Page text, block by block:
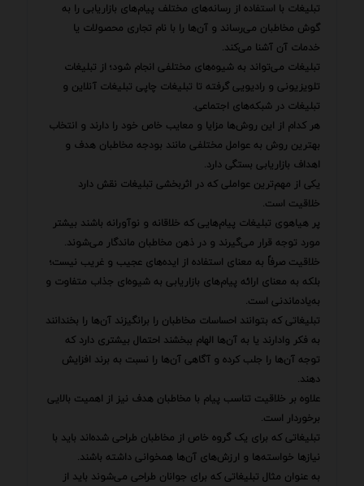
تبلیغات با استفاده از رسانه‌های مختلف پیام‌های بازاریابی را به
گوش مخاطبان می‌رساند و آن‌ها را با نام تجاری محصولات یا
خدمات آن آشنا می‌کند.
تبلیغات می‌تواند به شیوه‌های مختلفی انجام شود؛ از تبلیغات
تلویزیونی و رادیویی گرفته تا تبلیغات چاپی تبلیغات آنلاین و
تبلیغات در شبکه‌های اجتماعی.
هر کدام از این روش‌ها مزایا و معایب خاص خود را دارند و انتخاب
بهترین روش به عوامل مختلفی مانند بودجه مخاطبان هدف و
اهداف بازاریابی بستگی دارد.
یکی از مهم‌ترین عواملی که در اثربخشی تبلیغات نقش دارد
خلاقیت است.
پر هیاهوی تبلیغات پیام‌هایی که خلاقانه و نوآورانه باشند بیشتر
مورد توجه قرار می‌گیرند و در ذهن مخاطبان ماندگار می‌شوند.
خلاقیت صرفاً به معنای استفاده از ایده‌های عجیب و غریب نیست؛
بلکه به معنای ارائه پیام‌های بازاریابی به شیوه‌ای جذاب متفاوت و
به‌یادماندنی است.
تبلیغاتی که بتوانند احساسات مخاطبان را برانگیزند آن‌ها را بخندانند
به فکر وادارند یا به آن‌ها الهام ببخشند احتمال بیشتری دارد که
توجه آن‌ها را جلب کرده و آگاهی آن‌ها را نسبت به برند افزایش
دهند.
علاوه بر خلاقیت تناسب پیام با مخاطبان هدف نیز از اهمیت بالایی
برخوردار است.
تبلیغاتی که برای یک گروه خاص از مخاطبان طراحی شده‌اند باید با
نیازها خواسته‌ها و ارزش‌های آن‌ها همخوانی داشته باشند.
به عنوان مثال تبلیغاتی که برای جوانان طراحی می‌شوند باید از